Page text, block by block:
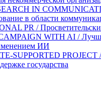
IN
в области
PR /
WITH AI /
ИИ
SUPPORTED
государства